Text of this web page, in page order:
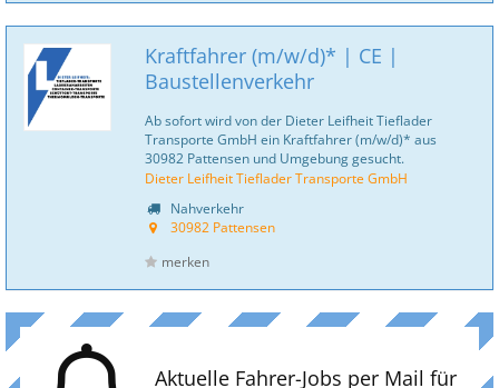
Kraftfahrer (m/w/d)* | CE |
Baustellenverkehr
Ab sofort wird von der Dieter Leifheit Tieflader
Transporte GmbH ein Kraftfahrer (m/w/d)* aus
30982 Pattensen und Umgebung gesucht.
Dieter Leifheit Tieflader Transporte GmbH
Nahverkehr
30982 Pattensen
merken
Aktuelle Fahrer-Jobs per Mail für